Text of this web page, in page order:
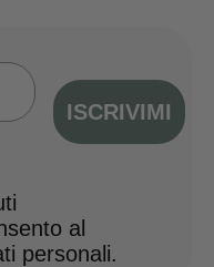
ISCRIVIMI
al
personali.